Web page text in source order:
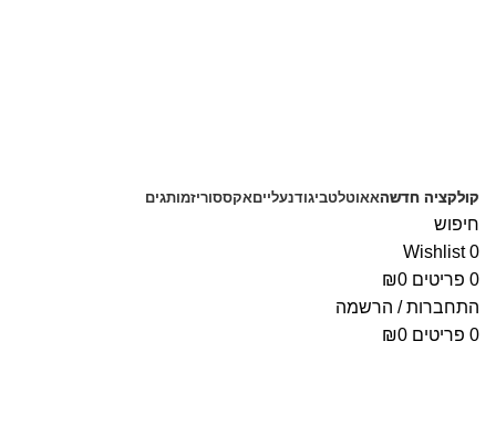
קולקציה חדשהאאוטלטביגודנעלייםאקססוריזמותגים
חיפוש
0
Wishlist
0 פריטים ₪0
התחברות / הרשמה
0 פריטים ₪0